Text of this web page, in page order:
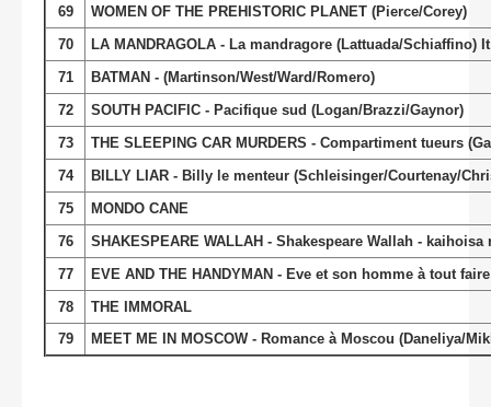
69
WOMEN OF THE PREHISTORIC PLANET (Pierce/Corey)
70
LA MANDRAGOLA - La mandragore (Lattuada/Schiaffino)
71
BATMAN - (Martinson/West/Ward/Romero)
72
SOUTH PACIFIC - Pacifique sud (Logan/Brazzi/Gaynor)
73
THE SLEEPING CAR MURDERS - Compartiment tueurs
74
BILLY LIAR - Billy le menteur (Schleisinger/Courtenay/
75
MONDO CANE
76
SHAKESPEARE WALLAH - Shakespeare Wallah -
77
EVE AND THE HANDYMAN - Eve et son homme à tout
78
THE IMMORAL
79
MEET ME IN MOSCOW - Romance à Moscou (Daneliya/